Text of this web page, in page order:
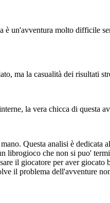
è un'avventura molto difficile
ma la casualità dei risultati
la vera chicca di questa
Questa analisi è
librogioco che non si puo'
il giocatore per aver
il problema dell'avventure